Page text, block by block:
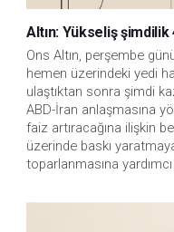
Altın: Yükseliş şimdilik
Ons Altın, perşembe
hemen üzerindeki yedi
ulaştıktan sonra şimdi
ABD-İran anlaşmasına
faiz artıracağına ilişkin
üzerinde baskı
toparlanmasına